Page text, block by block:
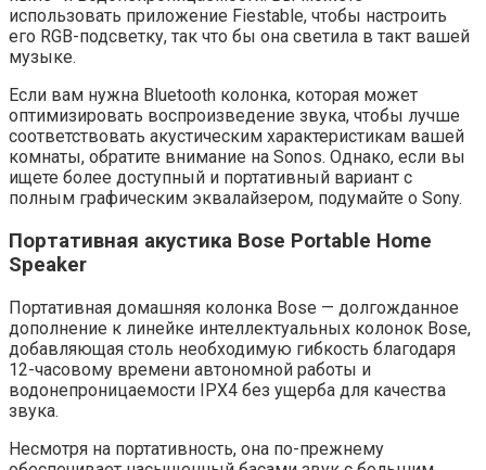
использовать приложение Fiestable, чтобы настроить
его RGB-подсветку, так что бы она светила в такт вашей
музыке.
Если вам нужна Bluetooth колонка, которая может
оптимизировать воспроизведение звука, чтобы лучше
соответствовать акустическим характеристикам вашей
комнаты, обратите внимание на Sonos. Однако, если вы
ищете более доступный и портативный вариант с
полным графическим эквалайзером, подумайте о Sony.
Портативная акустика Bose Portable Home
Speaker
Портативная домашняя колонка Bose — долгожданное
дополнение к линейке интеллектуальных колонок Bose,
добавляющая столь необходимую гибкость благодаря
12-часовому времени автономной работы и
водонепроницаемости IPX4 без ущерба для качества
звука.
Несмотря на портативность, она по-прежнему